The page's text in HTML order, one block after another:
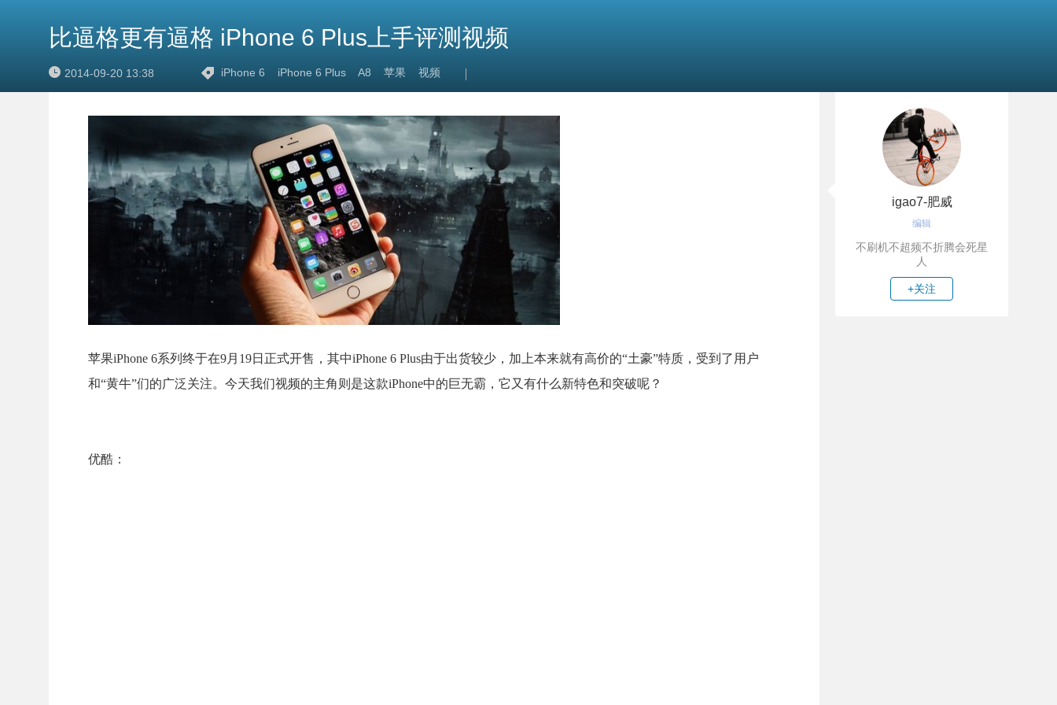
比逼格更有逼格 iPhone 6 Plus上手评测视频
2014-09-20 13:38 iPhone 6 iPhone 6 Plus A8 苹果 视频
苹果iPhone 6系列终于在9月19日正式开售，其中iPhone 6 Plus由于出货较少，加上本来就有高价的“土豪”特质，受到了用户
和“黄牛”们的广泛关注。今天我们视频的主角则是这款iPhone中的巨无霸，它又有什么新特色和突破呢？
优酷：
igao7-肥威
编辑
不刷机不超频不折腾会死星
人
+关注